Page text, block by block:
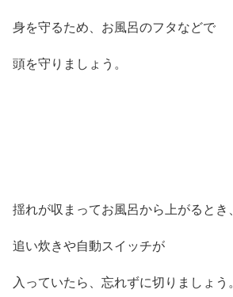
身を守るため、お風呂のフタなどで
頭を守りましょう。
揺れが収まってお風呂から上がるとき、
追い炊きや自動スイッチが
入っていたら、忘れずに切りましょう。